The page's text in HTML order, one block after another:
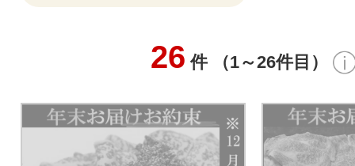
26 件 （1～26件目）